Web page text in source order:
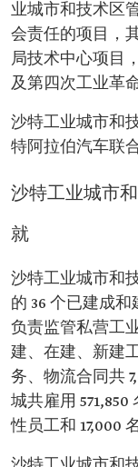
业城市和技术区
会责任的项目，
局技术中心项目
及第四次工业革
沙特工业城市和
特阿拉伯汽车联
沙特工业城市
就
沙特工业城市和
的 36 个已建成
负责监管私营工
建、在建、新建
务、物流合同共
城共雇用 571,850
性员工和 17,000